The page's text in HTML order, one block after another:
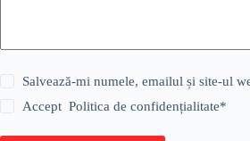
Salvează-mi numele, emailul și site-ul
AcceptPolitica de confidențialitate*